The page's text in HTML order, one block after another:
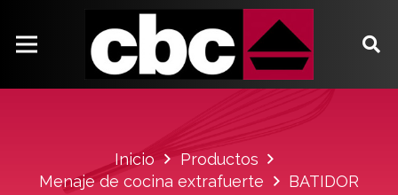
Inicio
Productos
Menaje de cocina extrafuerte
BATIDOR